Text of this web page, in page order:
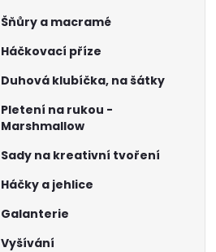
Šňůry a macramé
Háčkovací příze
Duhová klubíčka, na šátky
Pletení na rukou -
Marshmallow
Sady na kreativní tvoření
Háčky a jehlice
Galanterie
Vyšívání